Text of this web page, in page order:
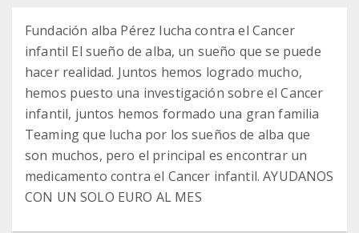
Fundación alba Pérez lucha contra el Cancer
infantil El sueño de alba, un sueño que se puede
hacer realidad. Juntos hemos logrado mucho,
hemos puesto una investigación sobre el Cancer
infantil, juntos hemos formado una gran familia
Teaming que lucha por los sueños de alba que
son muchos, pero el principal es encontrar un
medicamento contra el Cancer infantil. AYUDANOS
CON UN SOLO EURO AL MES